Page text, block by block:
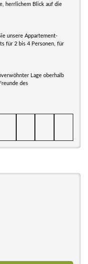
herrlichem Blick auf die
unsere Appartement-
für 2 bis 4 Personen, für
Lage oberhalb
des